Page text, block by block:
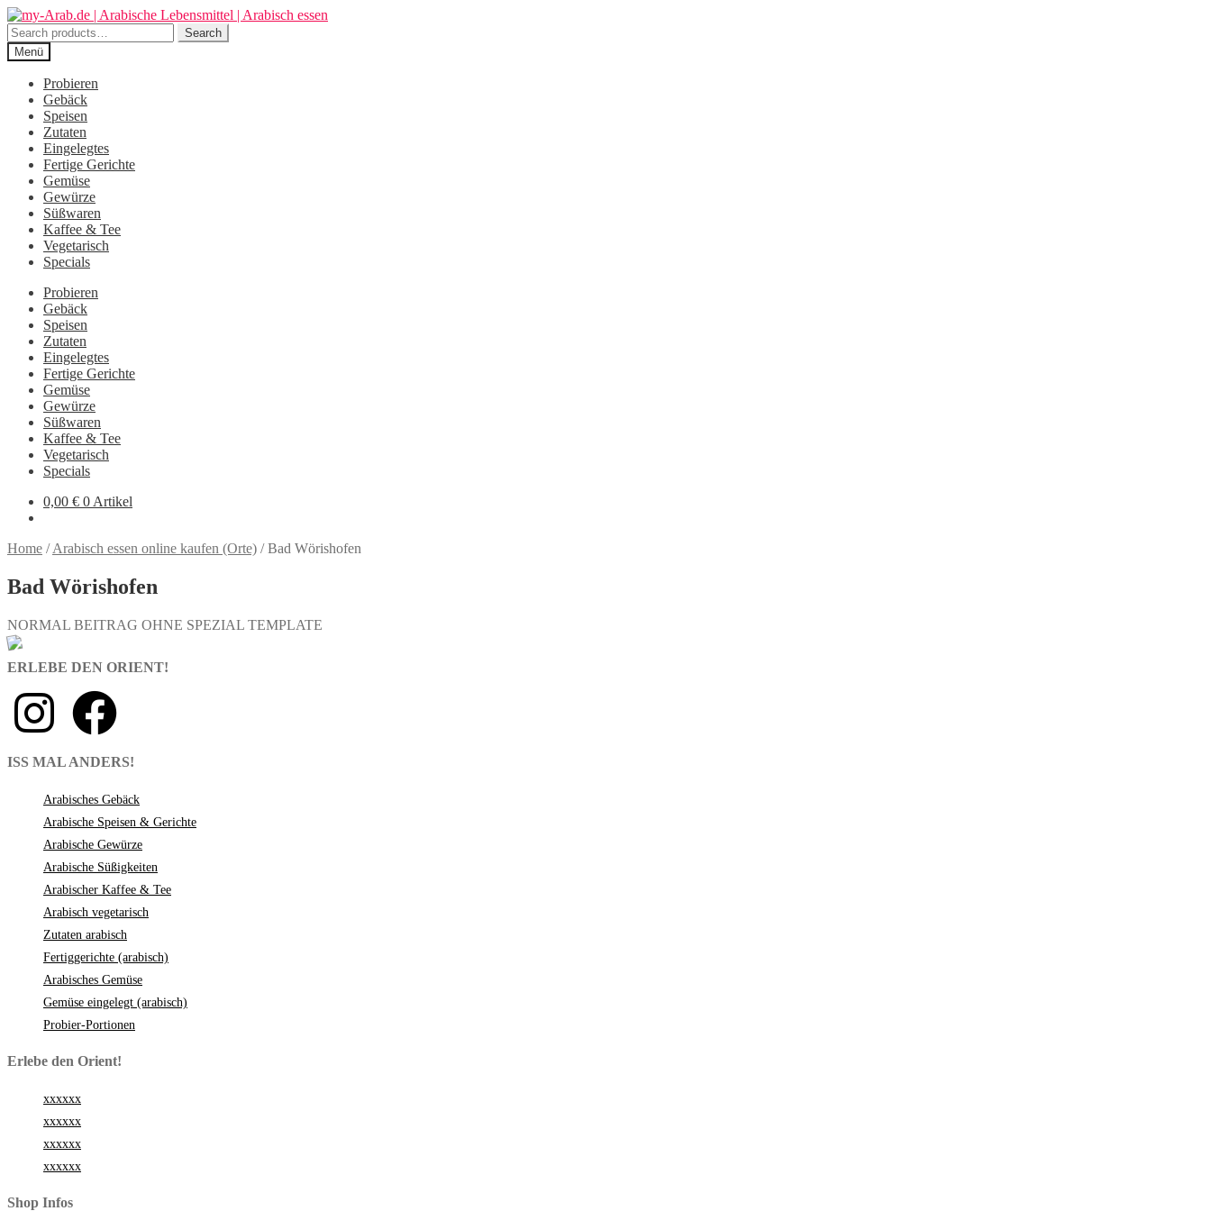
Zur
Navigation
springen
Zum
Inhalt
springen
Search
for:
Search
Menü
Probieren
Gebäck
Speisen
Zutaten
Eingelegtes
Fertige Gerichte
Gemüse
Gewürze
Süßwaren
Kaffee & Tee
Vegetarisch
Specials
Probieren
Gebäck
Speisen
Zutaten
Eingelegtes
Fertige Gerichte
Gemüse
Gewürze
Süßwaren
Kaffee & Tee
Vegetarisch
Specials
0,00 € 0 Artikel
Home /Arabisch essen online kaufen (Orte) /Bad Wörishofen
Bad Wörishofen
NORMAL BEITRAG OHNE SPEZIAL TEMPLATE
ERLEBE DEN ORIENT!
ISS MAL ANDERS!
Arabisches Gebäck
Arabische Speisen & Gerichte
Arabische Gewürze
Arabische Süßigkeiten
Arabischer Kaffee & Tee
Arabisch vegetarisch
Zutaten arabisch
Fertiggerichte (arabisch)
Arabisches Gemüse
Gemüse eingelegt (arabisch)
Probier-Portionen
Erlebe den Orient!
xxxxxx
xxxxxx
xxxxxx
xxxxxx
Shop Infos